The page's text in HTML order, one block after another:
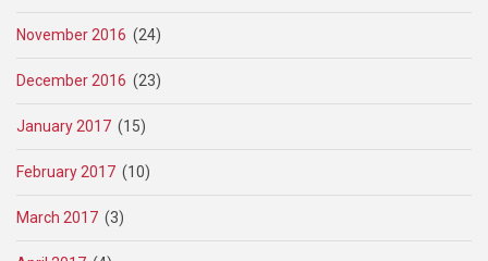
November 2016 (24)
December 2016 (23)
January 2017 (15)
February 2017 (10)
March 2017 (3)